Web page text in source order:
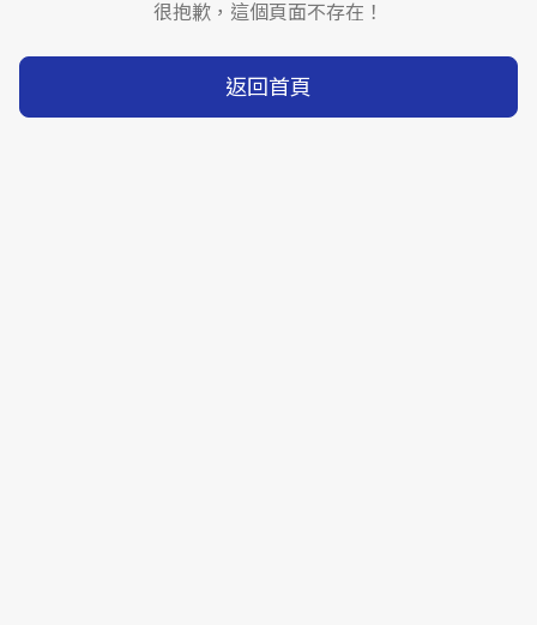
很抱歉，這個頁面不存在！
返回首頁